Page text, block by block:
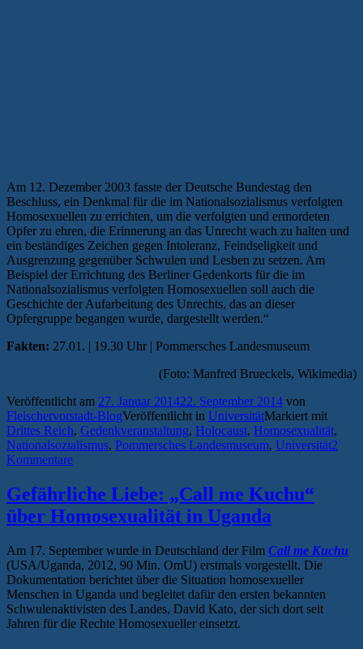
Am 12. Dezember 2003 fasste der Deutsche Bundestag den
Beschluss, ein Denkmal für die im Nationalsozialismus verfolgten
Homosexuellen zu errichten, um die verfolgten und ermordeten
Opfer zu ehren, die Erinnerung an das Unrecht wach zu halten und
ein beständiges Zeichen gegen Intoleranz, Feindseligkeit und
Ausgrenzung gegenüber Schwulen und Lesben zu setzen. Am
Beispiel der Errichtung des Berliner Gedenkorts für die im
Nationalsozialismus verfolgten Homosexuellen soll auch die
Geschichte der Aufarbeitung des Unrechts, das an dieser
Opfergruppe begangen wurde, dargestellt werden.“
Fakten: 27.01. | 19.30 Uhr | Pommersches Landesmuseum
(Foto: Manfred Brueckels, Wikimedia)
Veröffentlicht am 27. Januar 201422. September 2014 von
Fleischervorstadt-BlogVeröffentlicht in UniversitätMarkiert mit
Drittes Reich, Gedenkveranstaltung, Holocaust, Homosexualität,
Nationalsozialismus, Pommersches Landesmuseum, Universität2
Kommentare
Gefährliche Liebe: „Call me Kuchu“
über Homosexualität in Uganda
Am 17. September wurde in Deutschland der Film Call me Kuchu
(USA/Uganda, 2012, 90 Min. OmU) erstmals vorgestellt. Die
Dokumentation berichtet über die Situation homosexueller
Menschen in Uganda und begleitet dafür den ersten bekannten
Schwulenaktivisten des Landes, David Kato, der sich dort seit
Jahren für die Rechte Homosexueller einsetzt.